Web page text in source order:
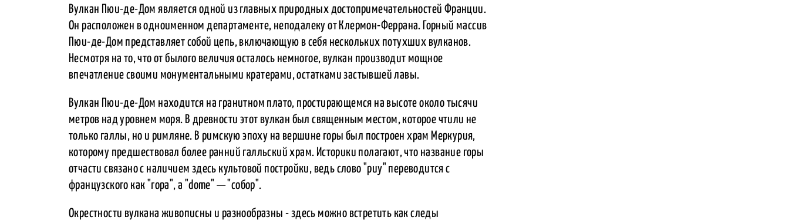
Вулкан Пюи-де-Дом является одной из главных природных достопримечательностей Франции.
Он расположен в одноименном департаменте, неподалеку от Клермон-Феррана. Горный массив
Пюи-де-Дом представляет собой цепь, включающую в себя нескольких потухших вулканов.
Несмотря на то, что от былого величия осталось немногое, вулкан производит мощное
впечатление своими монументальными кратерами, остатками застывшей лавы.
Вулкан Пюи-де-Дом находится на гранитном плато, простирающемся на высоте около тысячи
метров над уровнем моря. В древности этот вулкан был священным местом, которое чтили не
только галлы, но и римляне. В римскую эпоху на вершине горы был построен храм Меркурия,
которому предшествовал более ранний галльский храм. Историки полагают, что название горы
отчасти связано с наличием здесь культовой постройки, ведь слово "puy" переводится с
французского как "гора", а "dome" — "собор".
Окрестности вулкана живописны и разнообразны - здесь можно встретить как следы